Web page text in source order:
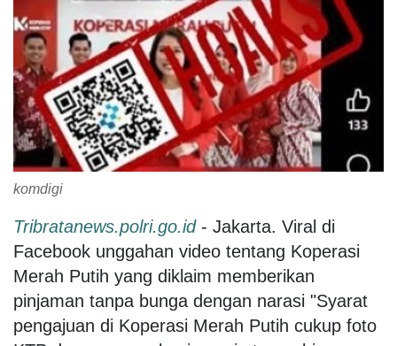
komdigi
Tribratanews.polri.go.id - Jakarta. Viral di
Facebook unggahan video tentang Koperasi
Merah Putih yang diklaim memberikan
pinjaman tanpa bunga dengan narasi "Syarat
pengajuan di Koperasi Merah Putih cukup foto